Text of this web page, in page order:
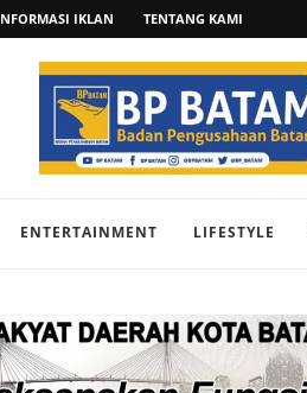
IKLAN TENTANG KAMI
ENTERTAINMENT LIFESTYLE